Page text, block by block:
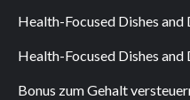
Health-Focused Dishes
Health-Focused Dishes
Bonus zum Gehalt